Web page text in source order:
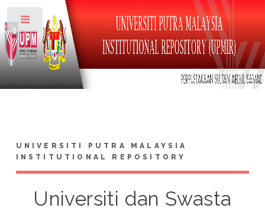
UNIVERSITI PUTRA MALAYSIA
INSTITUTIONAL REPOSITORY
Universiti dan Swasta
Toggle